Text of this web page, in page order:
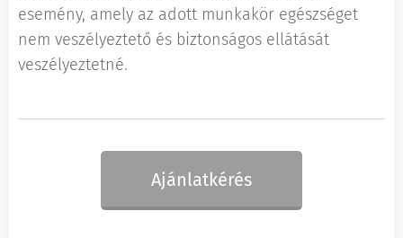
esemény, amely az adott munkakör egészséget
nem veszélyeztető és biztonságos ellátását
veszélyeztetné.
Ajánlatkérés